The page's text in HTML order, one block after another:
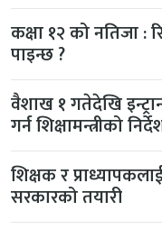
कक्षा १२ को नतिजा :
पाइन्छ ?
वैशाख १ गतेदेखि
गर्न शिक्षामन्त्रीको
शिक्षक र
सरकारको तयारी